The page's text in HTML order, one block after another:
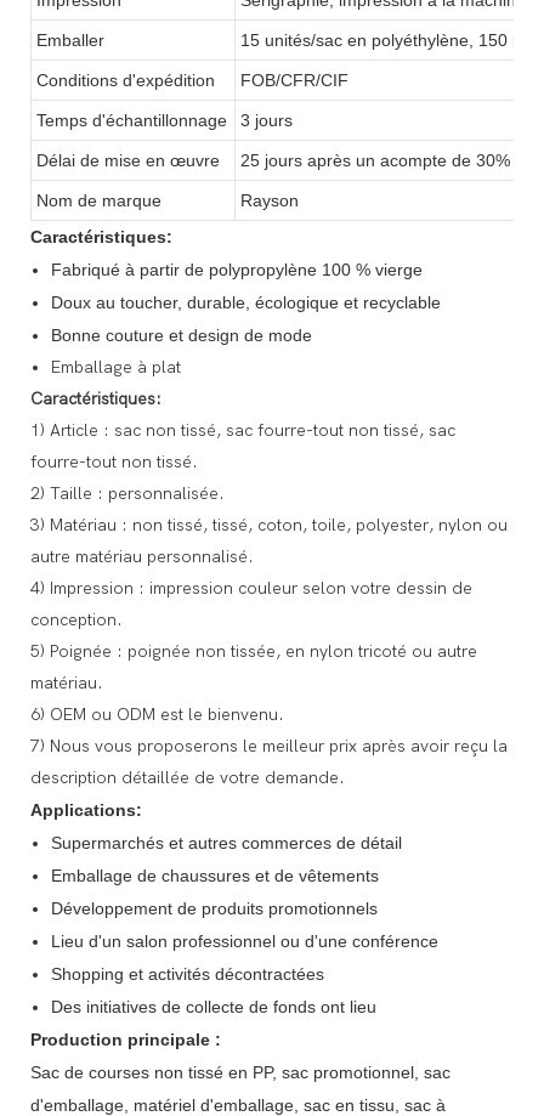
Emballer 15 unités/sac en polyéthylène, 150
Conditions d'expédition FOB/CFR/CIF
Temps d'échantillonnage 3 jours
Délai de mise en œuvre 25 jours après un acompte de 30%
Nom de marque
Rayson
Caractéristiques:
Fabriqué à partir de polypropylène 100 % vierge
Doux au toucher, durable, écologique et recyclable
Bonne couture et design de mode
Emballage à plat
Caractéristiques:
1) Article : sac non tissé, sac fourre-tout non tissé, sac
fourre-tout non tissé.
2) Taille : personnalisée.
3) Matériau : non tissé, tissé, coton, toile, polyester, nylon ou
autre matériau personnalisé.
4) Impression : impression couleur selon votre dessin de
conception.
5) Poignée : poignée non tissée, en nylon tricoté ou autre
matériau.
6) OEM ou ODM est le bienvenu.
7) Nous vous proposerons le meilleur prix après avoir reçu la
description détaillée de votre demande.
Applications:
Supermarchés et autres commerces de détail
Emballage de chaussures et de vêtements
Développement de produits promotionnels
Lieu d'un salon professionnel ou d'une conférence
Shopping et activités décontractées
Des initiatives de collecte de fonds ont lieu
Production principale :
Sac de courses non tissé en PP, sac promotionnel, sac
d'emballage, matériel d'emballage, sac en tissu, sac à